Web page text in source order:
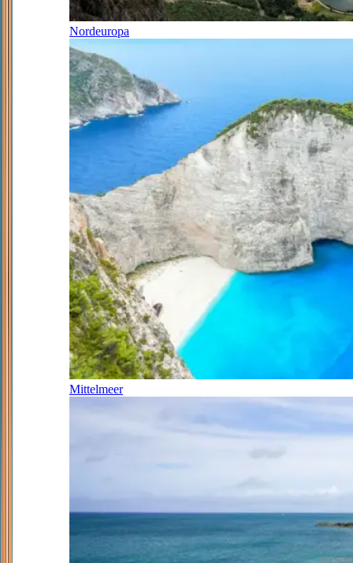
Nordeuropa
Mittelmeer